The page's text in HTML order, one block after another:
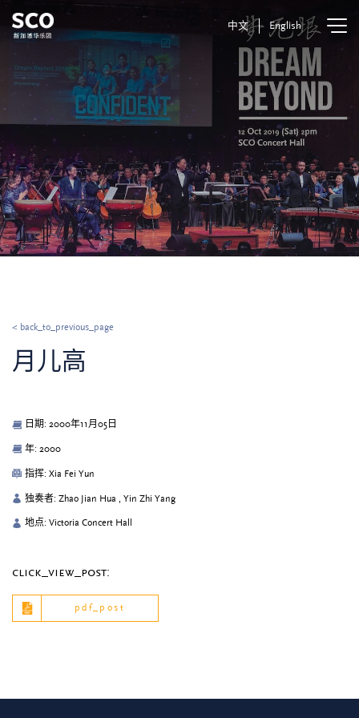
中文 English
< back_to_previous_page
月儿高
日期: 2000年11月05日
年: 2000
指挥: Xia Fei Yun
独奏者: Zhao Jian Hua , Yin Zhi Yang
地点: Victoria Concert Hall
click_view_post:
pdf_post